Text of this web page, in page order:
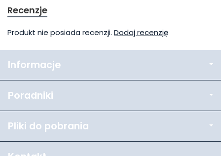
Recenzje
Produkt nie posiada recenzji. Dodaj recenzję
Informacje
Poradniki
Pliki do pobrania